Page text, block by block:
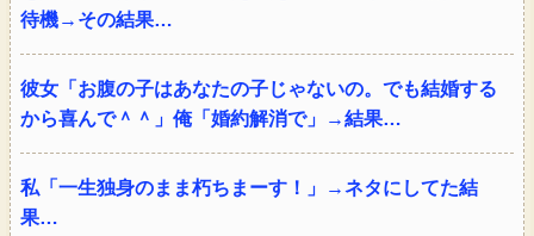
待機→その結果…
彼女「お腹の子はあなたの子じゃないの。でも結婚する
から喜んで＾＾」俺「婚約解消で」→結果…
私「一生独身のまま朽ちまーす！」→ネタにしてた結
果…